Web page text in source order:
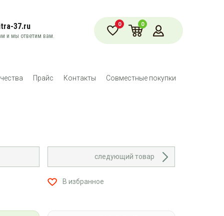
37.ru
и мы ответим вам.
0 0
Прайс Контакты Совместные покупки
следующий товар
В избранное